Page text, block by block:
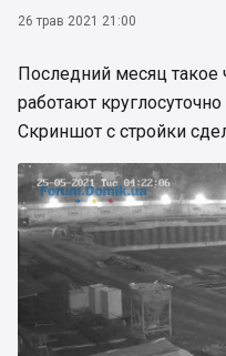
26 трав 2021 21:00
Последний месяц такое
работают круглосуточно
Скриншот с стройки